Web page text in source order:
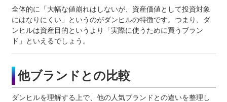
全体的に「大幅な値崩れはしないが、資産価値として投資対象
にはなりにくい」というのがダンヒルの特徴です。つまり、ダ
ンヒルは資産目的というより「実際に使うために買うブラン
ド」といえるでしょう。
他ブランドとの比較
ダンヒルを理解する上で、他の人気ブランドとの違いを整理し